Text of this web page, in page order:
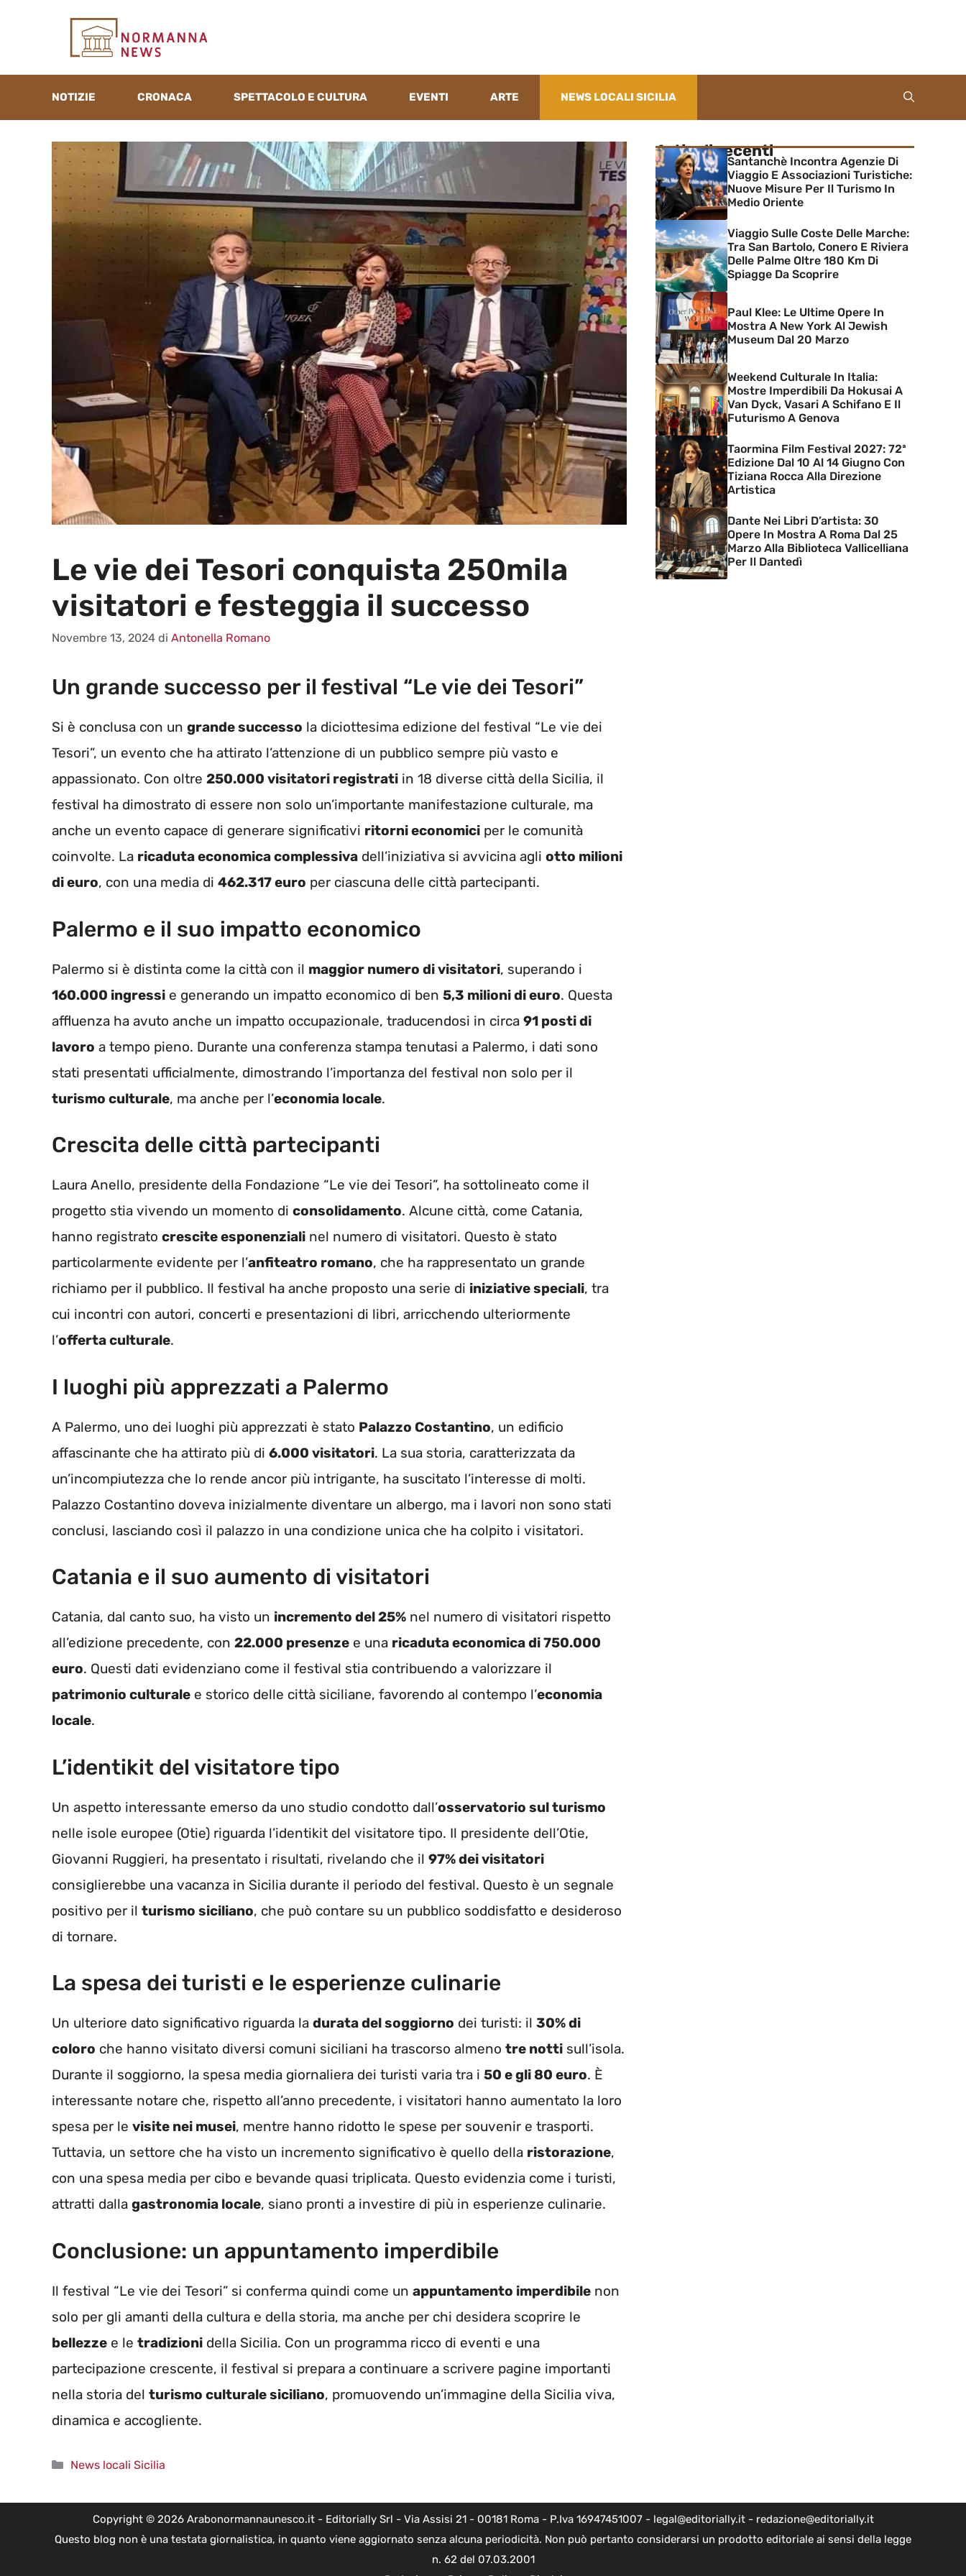
NOTIZIE CRONACA SPETTACOLO E CULTURA EVENTI ARTE NEWS LOCALI SICILIA
Le vie dei Tesori conquista 250mila
visitatori e festeggia il successo
Novembre 13, 2024 di Antonella Romano
Un grande successo per il festival “Le vie dei Tesori”
Si è conclusa con un grande successo la diciottesima edizione del festival “Le vie dei
Tesori”, un evento che ha attirato l’attenzione di un pubblico sempre più vasto e
appassionato. Con oltre 250.000 visitatori registrati in 18 diverse città della Sicilia, il
festival ha dimostrato di essere non solo un’importante manifestazione culturale, ma
anche un evento capace di generare significativi ritorni economici per le comunità
coinvolte. La ricaduta economica complessiva dell’iniziativa si avvicina agli otto milioni
di euro, con una media di 462.317 euro per ciascuna delle città partecipanti.
Palermo e il suo impatto economico
Palermo si è distinta come la città con il maggior numero di visitatori, superando i
160.000 ingressi e generando un impatto economico di ben 5,3 milioni di euro. Questa
affluenza ha avuto anche un impatto occupazionale, traducendosi in circa 91 posti di
lavoro a tempo pieno. Durante una conferenza stampa tenutasi a Palermo, i dati sono
stati presentati ufficialmente, dimostrando l’importanza del festival non solo per il
turismo culturale, ma anche per l’economia locale.
Crescita delle città partecipanti
Laura Anello, presidente della Fondazione “Le vie dei Tesori”, ha sottolineato come il
progetto stia vivendo un momento di consolidamento. Alcune città, come Catania,
hanno registrato crescite esponenziali nel numero di visitatori. Questo è stato
particolarmente evidente per l’anfiteatro romano, che ha rappresentato un grande
richiamo per il pubblico. Il festival ha anche proposto una serie di iniziative speciali, tra
cui incontri con autori, concerti e presentazioni di libri, arricchendo ulteriormente
l’offerta culturale.
I luoghi più apprezzati a Palermo
A Palermo, uno dei luoghi più apprezzati è stato Palazzo Costantino, un edificio
affascinante che ha attirato più di 6.000 visitatori. La sua storia, caratterizzata da
un’incompiutezza che lo rende ancor più intrigante, ha suscitato l’interesse di molti.
Palazzo Costantino doveva inizialmente diventare un albergo, ma i lavori non sono stati
conclusi, lasciando così il palazzo in una condizione unica che ha colpito i visitatori.
Catania e il suo aumento di visitatori
Catania, dal canto suo, ha visto un incremento del 25% nel numero di visitatori rispetto
all’edizione precedente, con 22.000 presenze e una ricaduta economica di 750.000
euro. Questi dati evidenziano come il festival stia contribuendo a valorizzare il
patrimonio culturale e storico delle città siciliane, favorendo al contempo l’economia
locale.
L’identikit del visitatore tipo
Un aspetto interessante emerso da uno studio condotto dall’osservatorio sul turismo
nelle isole europee (Otie) riguarda l’identikit del visitatore tipo. Il presidente dell’Otie,
Giovanni Ruggieri, ha presentato i risultati, rivelando che il 97% dei visitatori
consiglierebbe una vacanza in Sicilia durante il periodo del festival. Questo è un segnale
positivo per il turismo siciliano, che può contare su un pubblico soddisfatto e desideroso
di tornare.
La spesa dei turisti e le esperienze culinarie
Un ulteriore dato significativo riguarda la durata del soggiorno dei turisti: il 30% di
coloro che hanno visitato diversi comuni siciliani ha trascorso almeno tre notti sull’isola.
Durante il soggiorno, la spesa media giornaliera dei turisti varia tra i 50 e gli 80 euro. È
interessante notare che, rispetto all’anno precedente, i visitatori hanno aumentato la loro
spesa per le visite nei musei, mentre hanno ridotto le spese per souvenir e trasporti.
Tuttavia, un settore che ha visto un incremento significativo è quello della ristorazione,
con una spesa media per cibo e bevande quasi triplicata. Questo evidenzia come i turisti,
attratti dalla gastronomia locale, siano pronti a investire di più in esperienze culinarie.
Conclusione: un appuntamento imperdibile
Il festival “Le vie dei Tesori” si conferma quindi come un appuntamento imperdibile non
solo per gli amanti della cultura e della storia, ma anche per chi desidera scoprire le
bellezze e le tradizioni della Sicilia. Con un programma ricco di eventi e una
partecipazione crescente, il festival si prepara a continuare a scrivere pagine importanti
nella storia del turismo culturale siciliano, promuovendo un’immagine della Sicilia viva,
dinamica e accogliente.
Categorie
News locali Sicilia
Articoli recenti
Santanchè Incontra Agenzie Di
Viaggio E Associazioni Turistiche:
Nuove Misure Per Il Turismo In
Medio Oriente
Viaggio Sulle Coste Delle Marche:
Tra San Bartolo, Conero E Riviera
Delle Palme Oltre 180 Km Di
Spiagge Da Scoprire
Paul Klee: Le Ultime Opere In
Mostra A New York Al Jewish
Museum Dal 20 Marzo
Weekend Culturale In Italia:
Mostre Imperdibili Da Hokusai A
Van Dyck, Vasari A Schifano E Il
Futurismo A Genova
Taormina Film Festival 2027: 72ª
Edizione Dal 10 Al 14 Giugno Con
Tiziana Rocca Alla Direzione
Artistica
Dante Nei Libri D’artista: 30
Opere In Mostra A Roma Dal 25
Marzo Alla Biblioteca Vallicelliana
Per Il Dantedì
Copyright © 2026 Arabonormannaunesco.it - Editorially Srl - Via Assisi 21 - 00181 Roma - P.Iva 16947451007 - legal@editorially.it - redazione@editorially.it
Questo blog non è una testata giornalistica, in quanto viene aggiornato senza alcuna periodicità. Non può pertanto considerarsi un prodotto editoriale ai sensi della legge
n. 62 del 07.03.2001